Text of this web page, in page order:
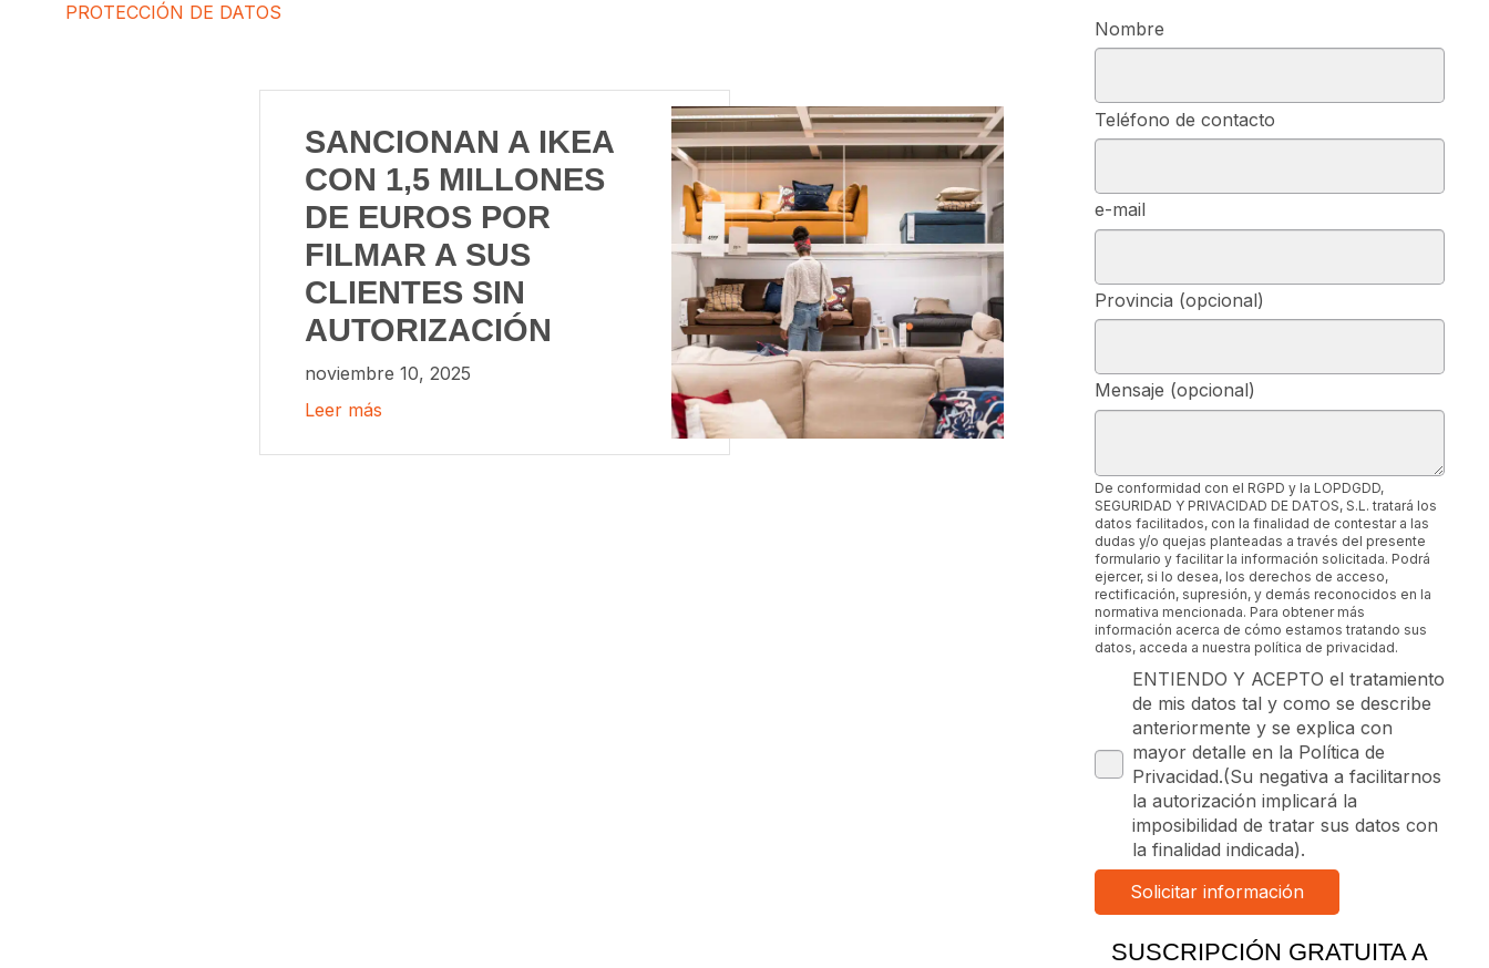
PROTECCIÓN DE DATOS
SANCIONAN A IKEA
CON 1,5 MILLONES
DE EUROS POR
FILMAR A SUS
CLIENTES SIN
AUTORIZACIÓN
noviembre 10, 2025
Leer más
Nombre
Teléfono de contacto
e-mail
Provincia (opcional)
Mensaje (opcional)
De conformidad con el RGPD y la LOPDGDD,
SEGURIDAD Y PRIVACIDAD DE DATOS, S.L. tratará los
datos facilitados, con la finalidad de contestar a las
dudas y/o quejas planteadas a través del presente
formulario y facilitar la información solicitada. Podrá
ejercer, si lo desea, los derechos de acceso,
rectificación, supresión, y demás reconocidos en la
normativa mencionada. Para obtener más
información acerca de cómo estamos tratando sus
datos, acceda a nuestra política de privacidad.
ENTIENDO Y ACEPTO el tratamiento
de mis datos tal y como se describe
anteriormente y se explica con
mayor detalle en la Política de
Privacidad.(Su negativa a facilitarnos
la autorización implicará la
imposibilidad de tratar sus datos con
la finalidad indicada).
SUSCRIPCIÓN GRATUITA A